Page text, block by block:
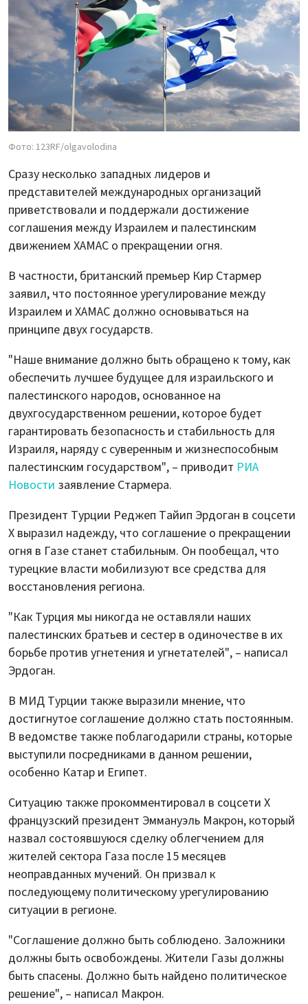
Фото: 123RF/olgavolodina
Сразу несколько западных лидеров и
представителей международных организаций
приветствовали и поддержали достижение
соглашения между Израилем и палестинским
движением ХАМАС о прекращении огня.
В частности, британский премьер Кир Стармер
заявил, что постоянное урегулирование между
Израилем и ХАМАС должно основываться на
принципе двух государств.
"Наше внимание должно быть обращено к тому, как
обеспечить лучшее будущее для израильского и
палестинского народов, основанное на
двухгосударственном решении, которое будет
гарантировать безопасность и стабильность для
Израиля, наряду с суверенным и жизнеспособным
палестинским государством", – приводит РИА
Новости заявление Стармера.
Президент Турции Реджеп Тайип Эрдоган в соцсети
X выразил надежду, что соглашение о прекращении
огня в Газе станет стабильным. Он пообещал, что
турецкие власти мобилизуют все средства для
восстановления региона.
"Как Турция мы никогда не оставляли наших
палестинских братьев и сестер в одиночестве в их
борьбе против угнетения и угнетателей", – написал
Эрдоган.
В МИД Турции также выразили мнение, что
достигнутое соглашение должно стать постоянным.
В ведомстве также поблагодарили страны, которые
выступили посредниками в данном решении,
особенно Катар и Египет.
Ситуацию также прокомментировал в соцсети X
французский президент Эммануэль Макрон, который
назвал состоявшуюся сделку облегчением для
жителей сектора Газа после 15 месяцев
неоправданных мучений. Он призвал к
последующему политическому урегулированию
ситуации в регионе.
"Соглашение должно быть соблюдено. Заложники
должны быть освобождены. Жители Газы должны
быть спасены. Должно быть найдено политическое
решение", – написал Макрон.